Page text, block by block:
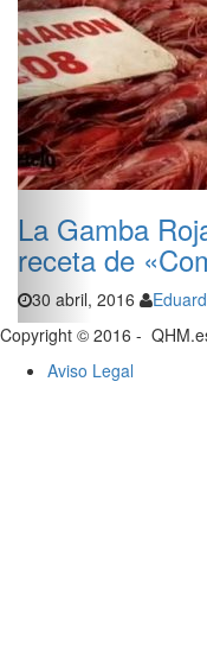
Roja
de
abril, 2016 Eduardo
Copyright © 2016 -
Aviso Legal